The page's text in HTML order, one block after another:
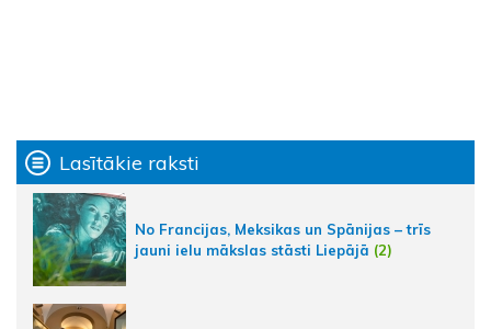
Lasītākie raksti
No Francijas, Meksikas un Spānijas – trīs
jauni ielu mākslas stāsti Liepājā (2)